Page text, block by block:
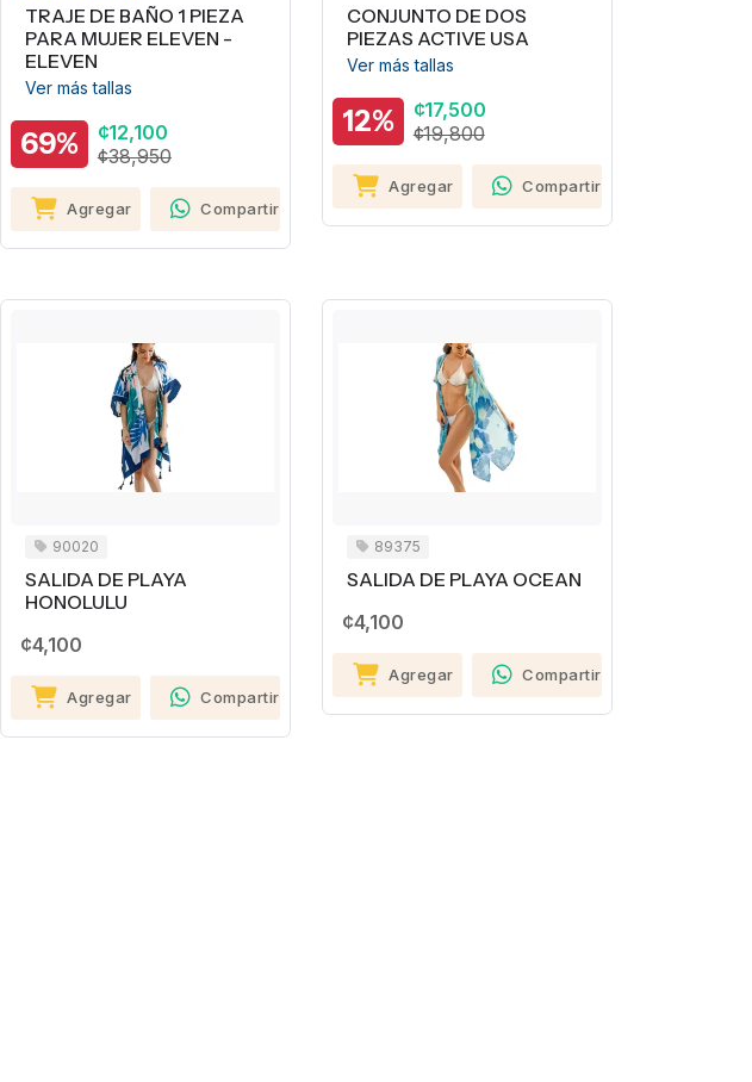
TRAJE DE BAÑO 1 PIEZA
PARA MUJER ELEVEN -
ELEVEN
Ver más tallas
69%
¢12,100
¢38,950
Agregar Compartir
CONJUNTO DE DOS
PIEZAS ACTIVE USA
Ver más tallas
12%
¢17,500
¢19,800
Agregar Compartir
90020
SALIDA DE PLAYA
HONOLULU
¢4,100
Agregar Compartir
89375
SALIDA DE PLAYA OCEAN
¢4,100
Agregar Compartir